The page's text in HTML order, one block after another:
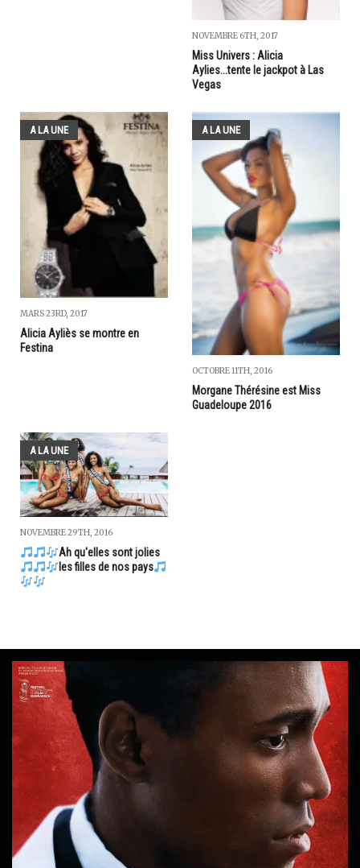
NOVEMBRE 6TH, 2017
Miss Univers : Alicia
Aylies...tente le jackpot à Las
Vegas
A LA UNE
MARS 23RD, 2017
Alicia Ayliès se montre en
Festina
A LA UNE
OCTOBRE 11TH, 2016
Morgane Thérésine est Miss
Guadeloupe 2016
A LA UNE
NOVEMBRE 29TH, 2016
Ah qu'elles sont jolies
les filles de nos pays